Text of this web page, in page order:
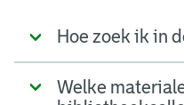
Hoe zoek ik in
Welke